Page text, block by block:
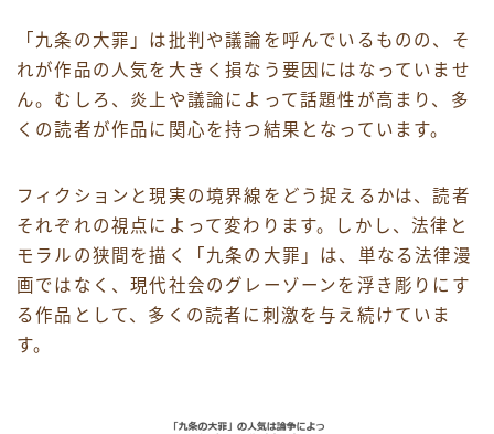
「九条の大罪」は批判や議論を呼んでいるものの、そ
れが作品の人気を大きく損なう要因にはなっていませ
ん。むしろ、炎上や議論によって話題性が高まり、多
くの読者が作品に関心を持つ結果となっています。
フィクションと現実の境界線をどう捉えるかは、読者
それぞれの視点によって変わります。しかし、法律と
モラルの狭間を描く「九条の大罪」は、単なる法律漫
画ではなく、現代社会のグレーゾーンを浮き彫りにす
る作品として、多くの読者に刺激を与え続けていま
す。